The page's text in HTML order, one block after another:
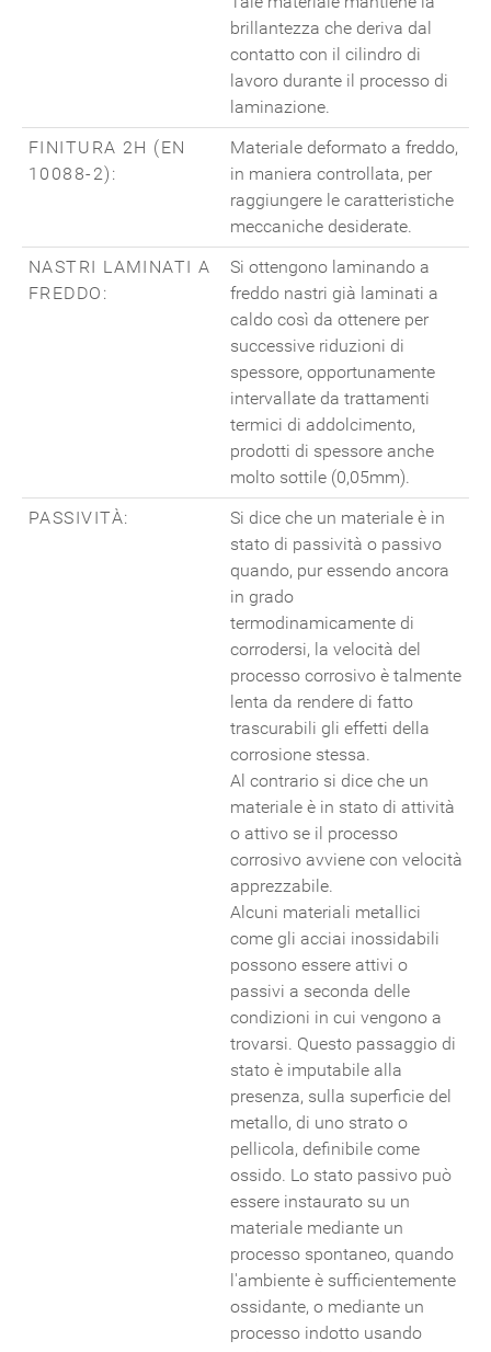
brillantezza che deriva dal
contatto con il cilindro di
lavoro durante il processo di
laminazione.
FINITURA 2H (EN
10088-2):
Materiale deformato a freddo,
in maniera controllata, per
raggiungere le caratteristiche
meccaniche desiderate.
NASTRI LAMINATI A
FREDDO:
Si ottengono laminando a
freddo nastri già laminati a
caldo così da ottenere per
successive riduzioni di
spessore, opportunamente
intervallate da trattamenti
termici di addolcimento,
prodotti di spessore anche
molto sottile (0,05mm).
PASSIVITÀ:
Si dice che un materiale è in
stato di passività o passivo
quando, pur essendo ancora
in grado
termodinamicamente di
corrodersi, la velocità del
processo corrosivo è talmente
lenta da rendere di fatto
trascurabili gli effetti della
corrosione stessa.
Al contrario si dice che un
materiale è in stato di attività
o attivo se il processo
corrosivo avviene con velocità
apprezzabile.
Alcuni materiali metallici
come gli acciai inossidabili
possono essere attivi o
passivi a seconda delle
condizioni in cui vengono a
trovarsi. Questo passaggio di
stato è imputabile alla
presenza, sulla superficie del
metallo, di uno strato o
pellicola, definibile come
ossido. Lo stato passivo può
essere instaurato su un
materiale mediante un
processo spontaneo, quando
l'ambiente è sufficientemente
ossidante, o mediante un
processo indotto usando